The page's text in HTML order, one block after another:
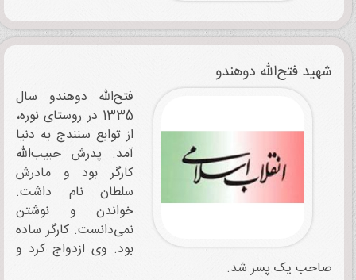
شهید فتح‌الله دوهندو
فتح‌الله دوهندو سال
1335 در روستای نوره،
از توابع سنندج به دنیا
آمد. پدرش حبیب‌الله
کارگر بود و مادرش
سلطان نام داشت.
خواندن و نوشتن
نمی‌دانست. کارگر ساده
بود. وی ازدواج کرد و
صاحب یک پسر شد.